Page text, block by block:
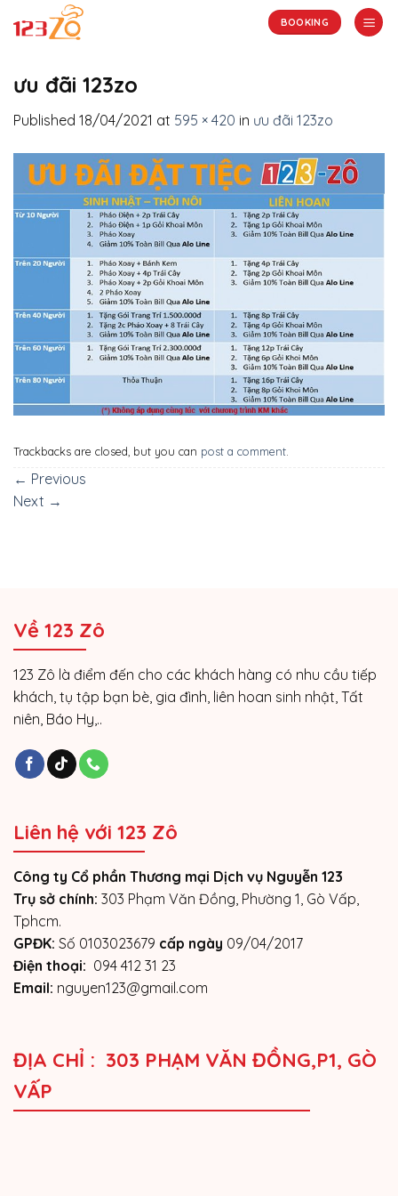
BOOKING
ưu đãi 123zo
Published 18/04/2021 at 595 × 420 in ưu đãi 123zo
Trackbacks are closed, but you can post a comment.
← Previous
Next →
Về 123 Zô
123 Zô là điểm đến cho các khách hàng có nhu cầu tiếp
khách, tụ tập bạn bè, gia đình, liên hoan sinh nhật, Tất
niên, Báo Hy,..
Liên hệ với 123 Zô
Công ty Cổ phần Thương mại Dịch vụ Nguyễn 123
Trụ sở chính: 303 Phạm Văn Đồng, Phường 1, Gò Vấp,
Tphcm.
GPĐK: Số 0103023679 cấp ngày 09/04/2017
Điện thoại: 094 412 31 23
Email: nguyen123@gmail.com
ĐỊA CHỈ : 303 PHẠM VĂN ĐỒNG,P1, GÒ
VẤP